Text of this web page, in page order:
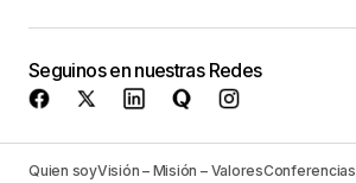
Seguinos en nuestras Redes
Quien soyVisión – Misión – ValoresConferencias